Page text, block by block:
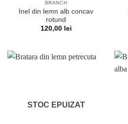
BRANCH
Inel din lemn alb concav
rotund
120,00 lei
STOC EPUIZAT